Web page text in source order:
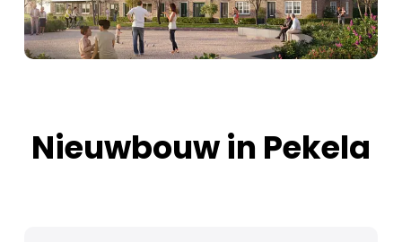
Nieuwbouw in Pekela